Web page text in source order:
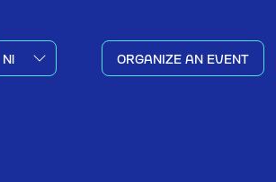
ORGANIZE AN EVENT